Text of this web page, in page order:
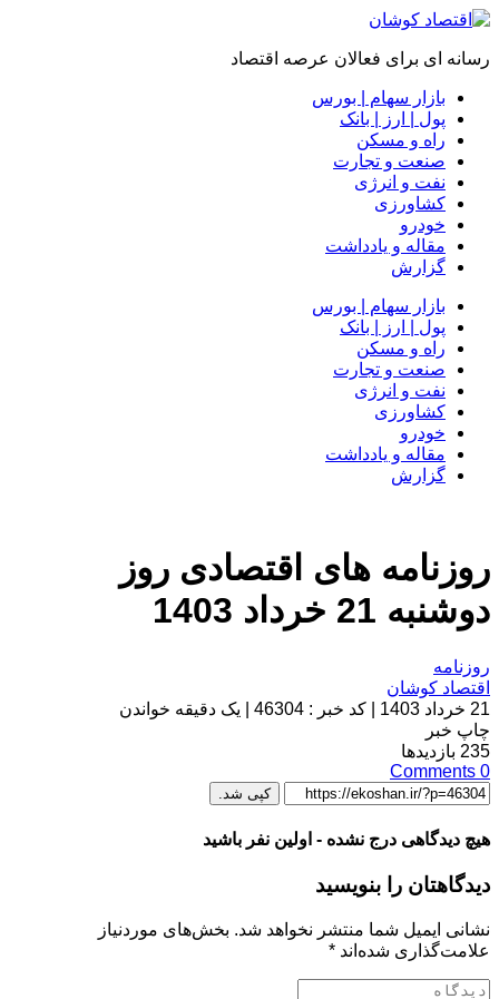
رسانه ای برای فعالان عرصه اقتصاد
بازار سهام | بورس
پول | ارز | بانک
راه و مسکن
صنعت و تجارت
نفت و انرژی
کشاورزی
خودرو
مقاله و یادداشت
گزارش
بازار سهام | بورس
پول | ارز | بانک
راه و مسکن
صنعت و تجارت
نفت و انرژی
کشاورزی
خودرو
مقاله و یادداشت
گزارش
روزنامه های اقتصادی روز
دوشنبه 21 خرداد 1403
روزنامه
اقتصاد کوشان
21 خرداد 1403
کد خبر : 46304
یک دقیقه خواندن
چاپ خبر
235 بازدیدها
0
Comments
کپی شد.
هیچ دیدگاهی درج نشده - اولین نفر باشید
دیدگاهتان را بنویسید
نشانی ایمیل شما منتشر نخواهد شد. بخش‌های موردنیاز
علامت‌گذاری شده‌اند *